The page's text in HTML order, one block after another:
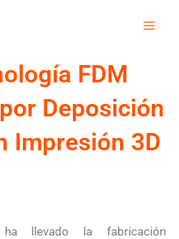
FDM
Deposición
Impresión 3D
llevado la fabricación